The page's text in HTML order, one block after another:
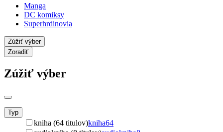
Manga
DC komiksy
Superhrdinovia
Zúžiť výber
Zoradiť
Zúžiť výber
Typ
kniha (64 titulov)kniha64